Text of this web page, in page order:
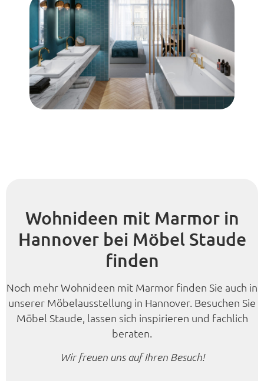
Wohnideen mit Marmor in
Hannover bei Möbel Staude
finden
Noch mehr Wohnideen mit Marmor finden Sie auch in
unserer Möbelausstellung in Hannover. Besuchen Sie
Möbel Staude, lassen sich inspirieren und fachlich
beraten.
Wir freuen uns auf Ihren Besuch!